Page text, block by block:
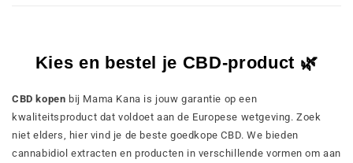
Kies en bestel je CBD-product 🌿
CBD kopen bij Mama Kana is jouw garantie op een
kwaliteitsproduct dat voldoet aan de Europese wetgeving. Zoek
niet elders, hier vind je de beste goedkope CBD. We bieden
cannabidiol extracten en producten in verschillende vormen om aan